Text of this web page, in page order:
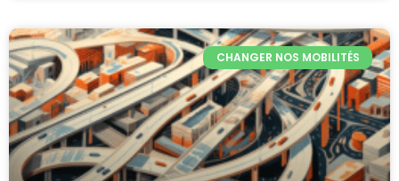
CHANGER NOS MOBILITÉS